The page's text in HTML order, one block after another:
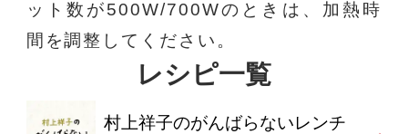
ット数が500W/700Wのときは、加熱時
間を調整してください。
レシピ一覧
村上祥子のがんばらないレンチ